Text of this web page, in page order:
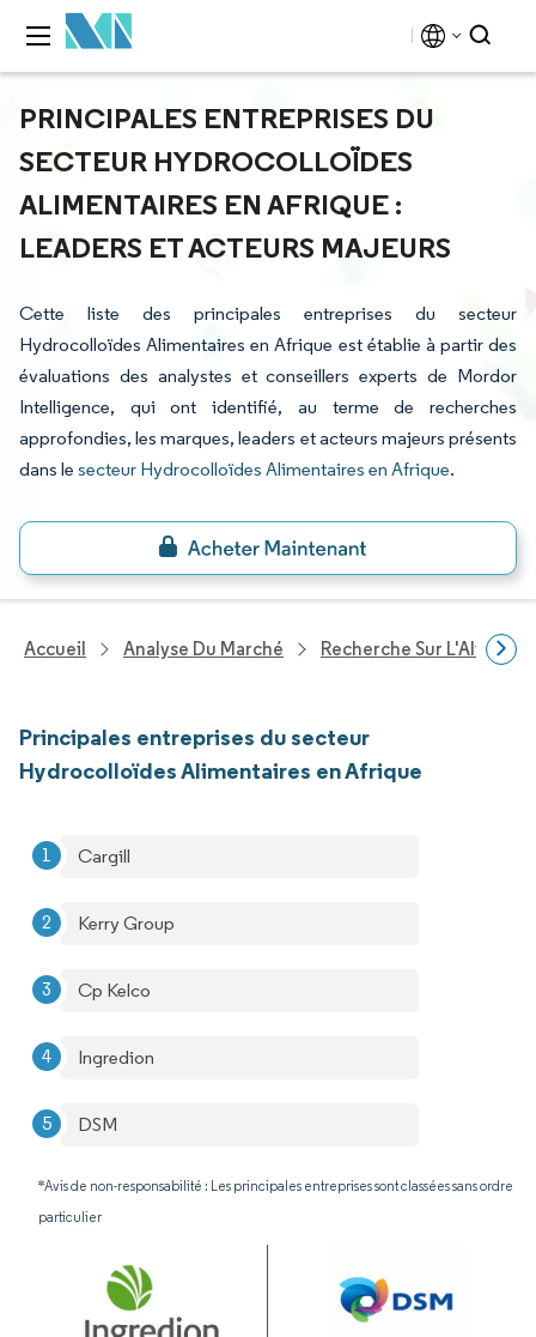
PRINCIPALES ENTREPRISES DU
SECTEUR HYDROCOLLOÏDES
ALIMENTAIRES EN AFRIQUE :
LEADERS ET ACTEURS MAJEURS
Cette liste des principales entreprises du secteur
Hydrocolloïdes Alimentaires en Afrique est établie à partir des
évaluations des analystes et conseillers experts de Mordor
Intelligence, qui ont identifié, au terme de recherches
approfondies, les marques, leaders et acteurs majeurs présents
dans le secteur Hydrocolloïdes Alimentaires en Afrique.
Accueil Analyse Du Marché Recherche Sur
Principales entreprises du secteur
Hydrocolloïdes Alimentaires en Afrique
Cargill
Kerry Group
Cp Kelco
Ingredion
DSM
*Avis de non-responsabilité : Les principales entreprises sont classées sans ordre
particulier